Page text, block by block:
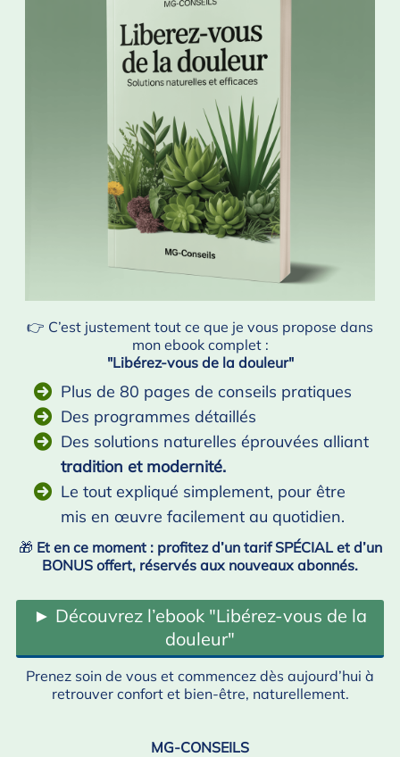
👉 C’est justement tout ce que je vous propose dans
mon ebook complet :
"Libérez-vous de la douleur"
Plus de 80 pages de conseils pratiques
Des programmes détaillés
Des solutions naturelles éprouvées alliant
tradition et modernité.
Le tout expliqué simplement, pour être
mis en œuvre facilement au quotidien.
🎁 Et en ce moment : profitez d’un tarif SPÉCIAL et d’un
BONUS offert, réservés aux nouveaux abonnés.
► Découvrez l’ebook "Libérez-vous de la
douleur"
Prenez soin de vous et commencez dès aujourd’hui à
retrouver confort et bien-être, naturellement.
MG-CONSEILS